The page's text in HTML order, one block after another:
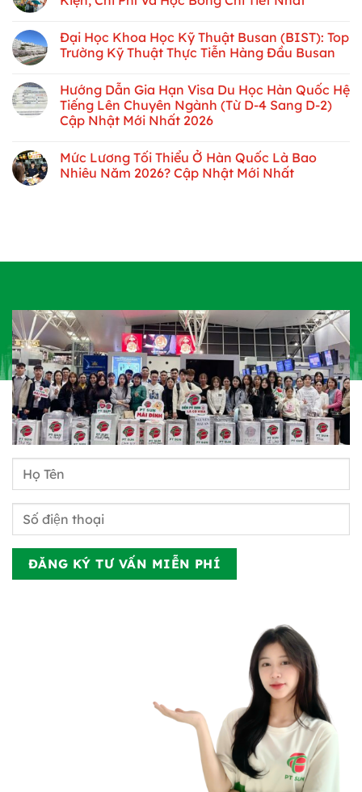
Đại Học Khoa Học Kỹ Thuật Busan (BIST): Top
Trường Kỹ Thuật Thực Tiễn Hàng Đầu Busan
Hướng Dẫn Gia Hạn Visa Du Học Hàn Quốc Hệ
Tiếng Lên Chuyên Ngành (Từ D-4 Sang D-2)
Cập Nhật Mới Nhất 2026
Mức Lương Tối Thiểu Ở Hàn Quốc Là Bao
Nhiêu Năm 2026? Cập Nhật Mới Nhất